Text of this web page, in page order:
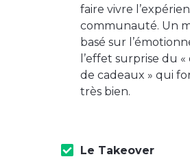
faire vivre
communauté. Un
basé sur
l’effet surprise du
de cadeaux » qui
très bien.
Le Takeover